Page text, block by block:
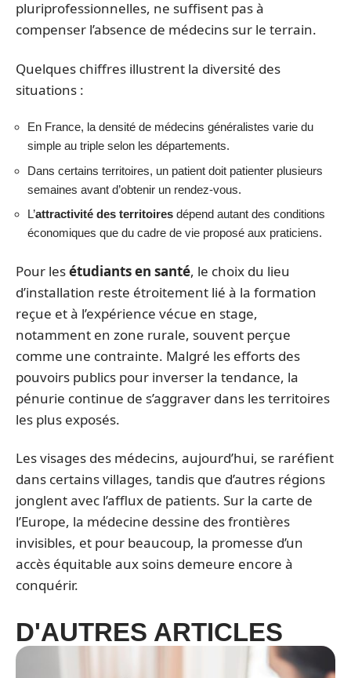
pluriprofessionnelles, ne suffisent pas à
compenser l’absence de médecins sur le terrain.
Quelques chiffres illustrent la diversité des
situations :
En France, la densité de médecins généralistes varie du
simple au triple selon les départements.
Dans certains territoires, un patient doit patienter plusieurs
semaines avant d’obtenir un rendez-vous.
L’attractivité des territoires dépend autant des conditions
économiques que du cadre de vie proposé aux praticiens.
Pour lesétudiants en santé, le choix du lieu
d’installation reste étroitement lié à la formation
reçue et à l’expérience vécue en stage,
notamment en zone rurale, souvent perçue
comme une contrainte. Malgré les efforts des
pouvoirs publics pour inverser la tendance, la
pénurie continue de s’aggraver dans les territoires
les plus exposés.
Les visages des médecins, aujourd’hui, se raréfient
dans certains villages, tandis que d’autres régions
jonglent avec l’afflux de patients. Sur la carte de
l’Europe, la médecine dessine des frontières
invisibles, et pour beaucoup, la promesse d’un
accès équitable aux soins demeure encore à
conquérir.
D'AUTRES ARTICLES